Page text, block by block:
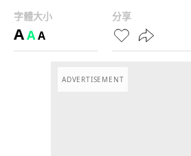
字體大小
AAA
分享
ADVERTISEMENT